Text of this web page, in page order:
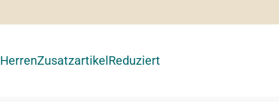
HerrenZusatzartikelReduziert